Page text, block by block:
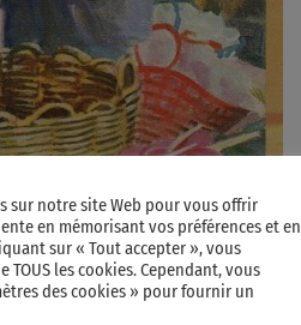
sur notre site Web pour vous offrir
en mémorisant vos préférences et en
sur « Tout accepter », vous
les cookies. Cependant, vous
des cookies » pour fournir un